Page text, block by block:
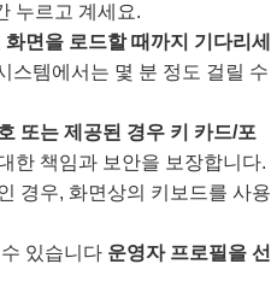
누르고 계세요.
면을 로드할 때까지 기다리세
스템에서는 몇 분 정도 걸릴 수
또는 제공된 경우 키 카드/포
한 책임과 보안을 보장합니다.
경우, 화면상의 키보드를 사용
있습니다 운영자 프로필을 선